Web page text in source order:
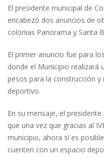
El presidente municipal de
encabezó dos anuncios de
colonias Panorama y Santa
El primer anuncio fue para
donde el Municipio realizará
pesos para la construcción
deportivo.
En su mensaje, el
que una vez que gracias al
municipio, ahora sí es
cuenten con un espacio